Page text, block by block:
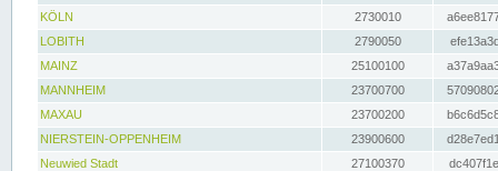
KÖLN
2730010
LOBITH
2790050
MAINZ
25100100
MANNHEIM
23700700
MAXAU
23700200
NIERSTEIN-OPPENHEIM
23900600
Neuwied Stadt
27100370